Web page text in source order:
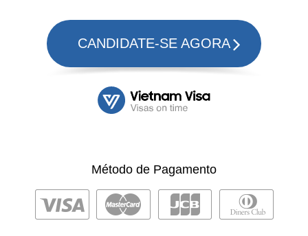
CANDIDATE-SE AGORA
Método de Pagamento